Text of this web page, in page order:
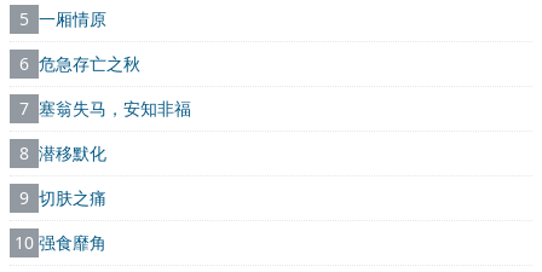
5 一厢情原
6 危急存亡之秋
7 塞翁失马，安知非福
8 潜移默化
9 切肤之痛
10 强食靡角